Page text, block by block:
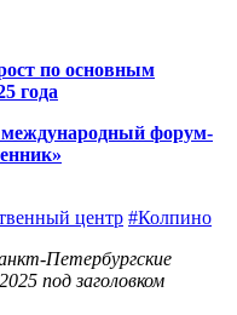
по основным
года
форум-
центр #Колпино
Петербургские
под заголовком